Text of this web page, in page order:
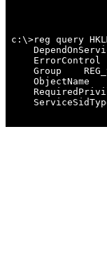
c:\>reg query
ErrorControl
Group
ObjectName